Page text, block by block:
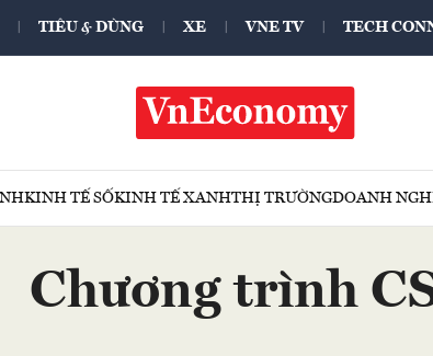
TIÊU & DÙNG XE VNE TV TECH
KINH TẾ SỐKINH TẾ XANHTHỊ TRƯỜNGDOANH
Chương trình